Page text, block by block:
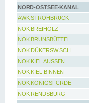
NORD-OSTSEE-KANAL
AWK STROHBRÜCK
NOK BREIHOLZ
NOK BRUNSBÜTTEL
NOK DÜKERSWISCH
NOK KIEL AUSSEN
NOK KIEL BINNEN
NOK KÖNIGSFÖRDE
NOK RENDSBURG